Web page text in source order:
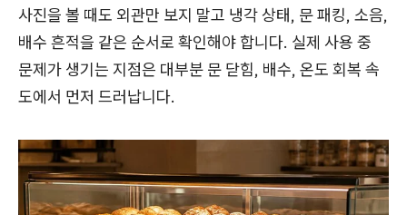
사진을 볼 때도 외관만 보지 말고 냉각 상태, 문 패킹, 소음,
배수 흔적을 같은 순서로 확인해야 합니다. 실제 사용 중
문제가 생기는 지점은 대부분 문 닫힘, 배수, 온도 회복 속
도에서 먼저 드러납니다.